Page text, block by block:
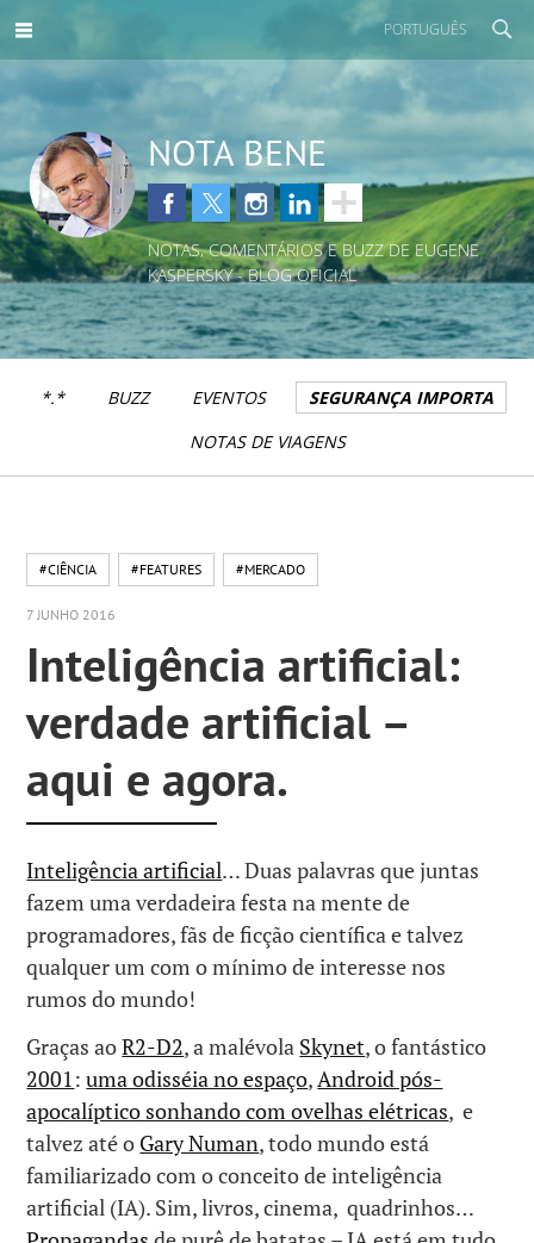
PORTUGUÊS
NOTA BENE
NOTAS, COMENTÁRIOS E BUZZ DE EUGENE
KASPERSKY - BLOG OFICIAL
*.* BUZZ EVENTOS
SEGURANÇA IMPORTA
NOTAS DE VIAGENS
#CIÊNCIA #FEATURES #MERCADO
7 JUNHO 2016
Inteligência artificial:
verdade artificial –
aqui e agora.
Inteligência artificial… Duas palavras que juntas
fazem uma verdadeira festa na mente de
programadores, fãs de ficção científica e talvez
qualquer um com o mínimo de interesse nos
rumos do mundo!
Graças aoR2-D2, a malévola Skynet, o fantástico
2001:uma odisséia no espaço,Android pós-
apocalíptico sonhando com ovelhas elétricas, e
talvez até o Gary Numan, todo mundo está
familiarizado com o conceito de inteligência
artificial (IA). Sim, livros, cinema, quadrinhos…